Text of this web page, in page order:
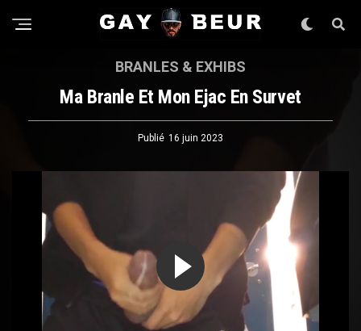
BRANLES & EXHIBS
Ma Branle Et Mon Ejac En Survet
Publié 16 juin 2023